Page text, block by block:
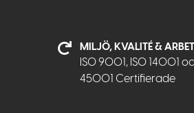
MILJÖ, KVALITÉ &
ISO 9001, ISO 14001
45001 Certifierade